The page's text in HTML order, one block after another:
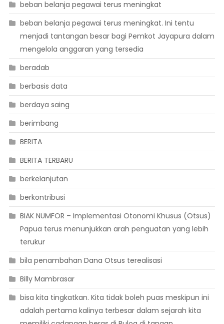
beban belanja pegawai terus meningkat
beban belanja pegawai terus meningkat. Ini tentu
menjadi tantangan besar bagi Pemkot Jayapura dalam
mengelola anggaran yang tersedia
beradab
berbasis data
berdaya saing
berimbang
BERITA
BERITA TERBARU
berkelanjutan
berkontribusi
BIAK NUMFOR – Implementasi Otonomi Khusus (Otsus)
Papua terus menunjukkan arah penguatan yang lebih
terukur
bila penambahan Dana Otsus terealisasi
Billy Mambrasar
bisa kita tingkatkan. Kita tidak boleh puas meskipun ini
adalah pertama kalinya terbesar dalam sejarah kita